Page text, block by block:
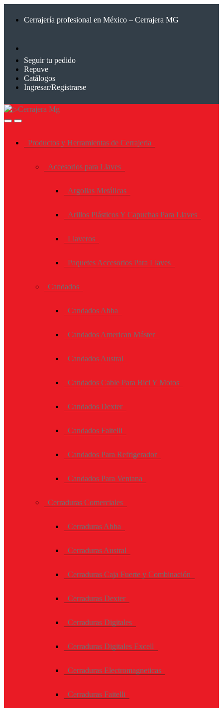
Cerrajería profesional en México – Cerrajera MG
Seguir tu pedido
Repuve
Catálogos
Ingresar/Registrarse
Productos y Herramientas de Cerrajeria
Accesorios para Llaves
Argollas Metálicas
Arillos Plásticos Y Capuchas Para Llaves
Llaveros
Paquetes Accesorios Para Llaves
Candados
Candados Abba
Candados American Máster
Candados Austral
Candados Cable Para Bici Y Motos
Candados Dexter
Candados Faitelli
Candados Para Refrigerador
Candados Para Ventana
Cerraduras Comerciales
Cerraduras Abba
Cerraduras Austral
Cerraduras Caja Fuerte y Combinación
Cerraduras Dexter
Cerraduras Digitales
Cerraduras Digitales Excell
Cerraduras Electromagneticas
Cerraduras Faitelli